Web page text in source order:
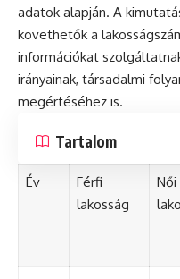
adatok alapján. A
követhetők a
információkat
irányainak, társadalmi
megértéséhez is.
Tartalom
Év
Férfi
lakosság
Női